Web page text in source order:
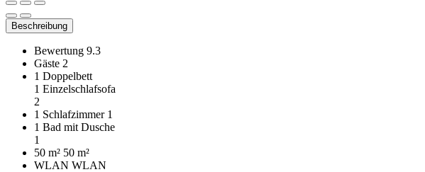
Beschreibung
Bewertung 9.3
Gäste 2
1 Doppelbett
1 Einzelschlafsofa
2
1 Schlafzimmer 1
1 Bad mit Dusche
1
50 m² 50 m²
WLAN WLAN